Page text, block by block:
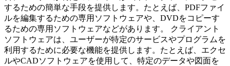
するための簡単な手段を提供します。たとえば、PDFファイ
ルを編集するための専用ソフトウェアや、DVDをコピーす
るための専用ソフトウェアなどがあります。 クライアント
ソフトウェアは、ユーザーが特定のサービスやプログラムを
利用するために必要な機能を提供します。たとえば、エクセ
ルやCADソフトウェアを使用して、特定のデータや図面を